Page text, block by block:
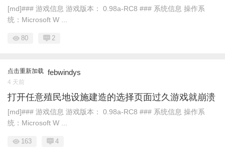
[md]### 游戏信息 游戏版本： 0.98a-RC8 ### 系统信息 操作系
统：Microsoft W ...
80 2
点击重新加载 febwindys
4 天前
打开任意殖民地设施建造的选择页面过久游戏就崩溃
[md]### 游戏信息 游戏版本： 0.98a-RC8 ### 系统信息 操作系
统：Microsoft W ...
163 4